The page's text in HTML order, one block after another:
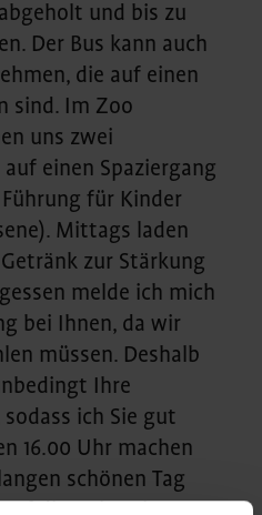
und bis zu
Der Bus kann auch
die auf einen
sind. Im Zoo
uns zwei
einen Spaziergang
für Kinder
Mittags laden
zur Stärkung
melde ich mich
bei Ihnen, da wir
müssen. Deshalb
Ihre
ich Sie gut
16.00 Uhr machen
schönen Tag